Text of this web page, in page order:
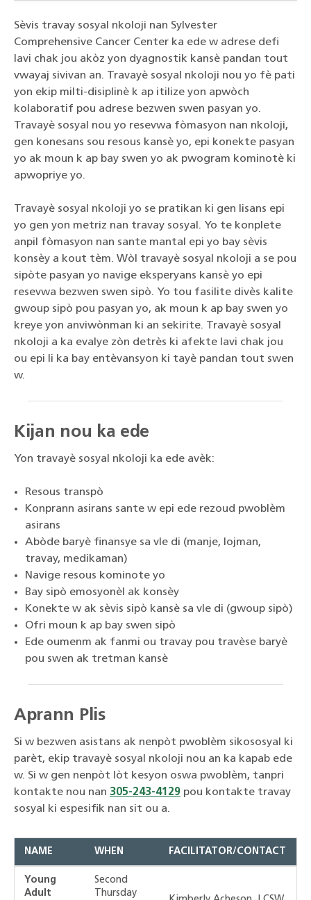
Sèvis travay sosyal nkoloji nan Sylvester
Comprehensive Cancer Center ka ede w adrese defi
lavi chak jou akòz yon dyagnostik kansè pandan tout
vwayaj sivivan an. Travayè sosyal nkoloji nou yo fè pati
yon ekip milti-disiplinè k ap itilize yon apwòch
kolaboratif pou adrese bezwen swen pasyan yo.
Travayè sosyal nou yo resevwa fòmasyon nan nkoloji,
gen konesans sou resous kansè yo, epi konekte pasyan
yo ak moun k ap bay swen yo ak pwogram kominotè ki
apwopriye yo.
Travayè sosyal nkoloji yo se pratikan ki gen lisans epi
yo gen yon metriz nan travay sosyal. Yo te konplete
anpil fòmasyon nan sante mantal epi yo bay sèvis
konsèy a kout tèm. Wòl travayè sosyal nkoloji a se pou
sipòte pasyan yo navige eksperyans kansè yo epi
resevwa bezwen swen sipò. Yo tou fasilite divès kalite
gwoup sipò pou pasyan yo, ak moun k ap bay swen yo
kreye yon anviwònman ki an sekirite. Travayè sosyal
nkoloji a ka evalye zòn detrès ki afekte lavi chak jou
ou epi li ka bay entèvansyon ki tayè pandan tout swen
w.
Kijan nou ka ede
Yon travayè sosyal nkoloji ka ede avèk:
Resous transpò
Konprann asirans sante w epi ede rezoud pwoblèm
asirans
Abòde baryè finansye sa vle di (manje, lojman,
travay, medikaman)
Navige resous kominote yo
Bay sipò emosyonèl ak konsèy
Konekte w ak sèvis sipò kansè sa vle di (gwoup sipò)
Ofri moun k ap bay swen sipò
Ede oumenm ak fanmi ou travay pou travèse baryè
pou swen ak tretman kansè
Aprann Plis
Si w bezwen asistans ak nenpòt pwoblèm sikososyal ki
parèt, ekip travayè sosyal nkoloji nou an ka kapab ede
w. Si w gen nenpòt lòt kesyon oswa pwoblèm, tanpri
kontakte nou nan 305-243-4129 pou kontakte travay
sosyal ki espesifik nan sit ou a.
NAME WHEN FACILITATOR/CONTACT
Young
Adult
Second
Thursday